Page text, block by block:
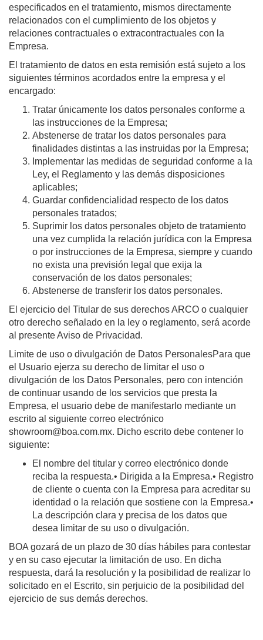
especificados en el tratamiento, mismos directamente
relacionados con el cumplimiento de los objetos y
relaciones contractuales o extracontractuales con la
Empresa.
El tratamiento de datos en esta remisión está sujeto a los
siguientes términos acordados entre la empresa y el
encargado:
Tratar únicamente los datos personales conforme a
las instrucciones de la Empresa;
Abstenerse de tratar los datos personales para
finalidades distintas a las instruidas por la Empresa;
Implementar las medidas de seguridad conforme a la
Ley, el Reglamento y las demás disposiciones
aplicables;
Guardar confidencialidad respecto de los datos
personales tratados;
Suprimir los datos personales objeto de tratamiento
una vez cumplida la relación jurídica con la Empresa
o por instrucciones de la Empresa, siempre y cuando
no exista una previsión legal que exija la
conservación de los datos personales;
Abstenerse de transferir los datos personales.
El ejercicio del Titular de sus derechos ARCO o cualquier
otro derecho señalado en la ley o reglamento, será acorde
al presente Aviso de Privacidad.
Limite de uso o divulgación de Datos PersonalesPara que
el Usuario ejerza su derecho de limitar el uso o
divulgación de los Datos Personales, pero con intención
de continuar usando de los servicios que presta la
Empresa, el usuario debe de manifestarlo mediante un
escrito al siguiente correo electrónico
showroom@boa.com.mx. Dicho escrito debe contener lo
siguiente:
El nombre del titular y correo electrónico donde
reciba la respuesta.• Dirigida a la Empresa.• Registro
de cliente o cuenta con la Empresa para acreditar su
identidad o la relación que sostiene con la Empresa.•
La descripción clara y precisa de los datos que
desea limitar de su uso o divulgación.
BOA gozará de un plazo de 30 días hábiles para contestar
y en su caso ejecutar la limitación de uso. En dicha
respuesta, dará la resolución y la posibilidad de realizar lo
solicitado en el Escrito, sin perjuicio de la posibilidad del
ejercicio de sus demás derechos.